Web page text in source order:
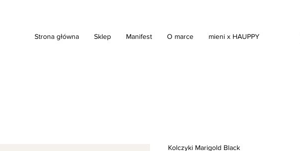
Strona główna Sklep Manifest O marce mieni x HAUPPY
Kolczyki Marigold Black